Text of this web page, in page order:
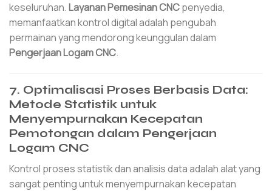
keseluruhan.Layanan Pemesinan CNCpenyedia,
memanfaatkan kontrol digital adalah pengubah
permainan yang mendorong keunggulan dalam
Pengerjaan Logam CNC.
7. Optimalisasi Proses Berbasis Data:
Metode Statistik untuk
Menyempurnakan Kecepatan
Pemotongan dalam Pengerjaan
Logam CNC
Kontrol proses statistik dan analisis data adalah alat yang
sangat penting untuk menyempurnakan kecepatan